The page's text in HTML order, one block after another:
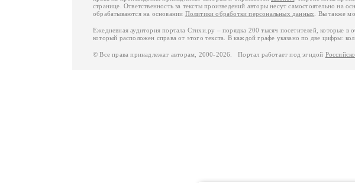
странице. Ответственность за тексты произведений авторы несут самостоятельно на
обрабатываются на основании Политики обработки персональных данных . Вы также
Ежедневная аудитория портала Стихи.ру – порядка 200 тысяч посетителей, которые
который расположен справа от этого текста. В каждой графе указано по две цифры:
© Все права принадлежат авторам, 2000-2026. Портал работает под эгидой